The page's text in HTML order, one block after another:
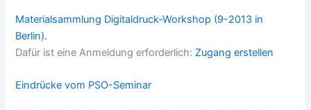
Materialsammlung Digitaldruck-Workshop (9-2013 in
Berlin).
Dafür ist eine Anmeldung erforderlich: Zugang erstellen
Eindrücke vom PSO-Seminar